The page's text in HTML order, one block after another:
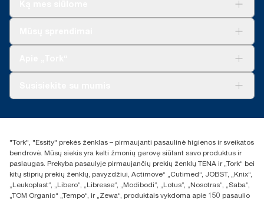
+370 5 268 3455
UAB Essity Lithuania
Naugarduko g. 98
LT-03160 Vilnius, Lietuva
"Tork", "Essity" prekės ženklas – pirmaujanti pasaulinė higienos ir sveikatos
bendrovė. Mūsų siekis yra kelti žmonių gerovę siūlant savo produktus ir
paslaugas. Prekyba pasaulyje pirmaujančių prekių ženklų TENA ir „Tork“ bei
kitų stiprių prekių ženklų, pavyzdžiui, Actimove“ „Cutimed“, JOBST, „Knix“,
„Leukoplast“, „Libero“, „Libresse“, „Modibodi“, „Lotus“, „Nosotras“, „Saba“,
„TOM Organic“ „Tempo“, ir „Zewa“, produktais vykdoma apie 150 pasaulio